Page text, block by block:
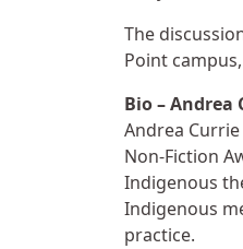
The
Point
Bio – Andrea
Andrea
Non-Fiction
Indigenous
Indigenous
practice.